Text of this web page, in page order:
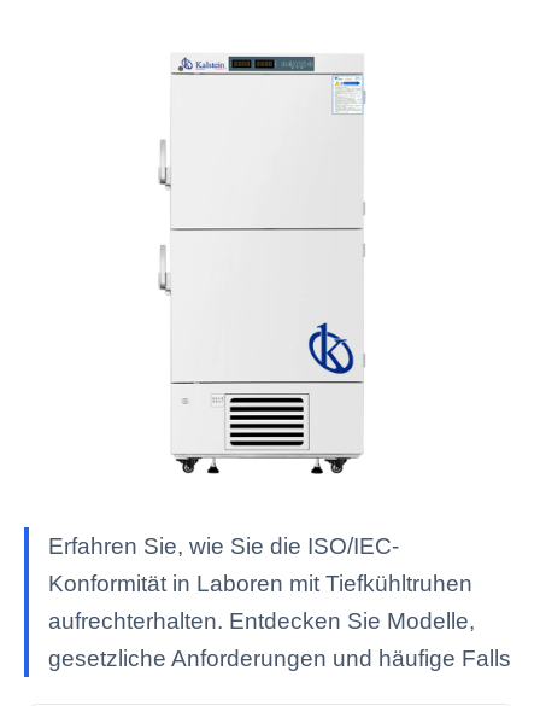
Erfahren Sie, wie Sie die ISO/IEC-
Konformität in Laboren mit Tiefkühltruhen
aufrechterhalten. Entdecken Sie Modelle,
gesetzliche Anforderungen und häufige Falls